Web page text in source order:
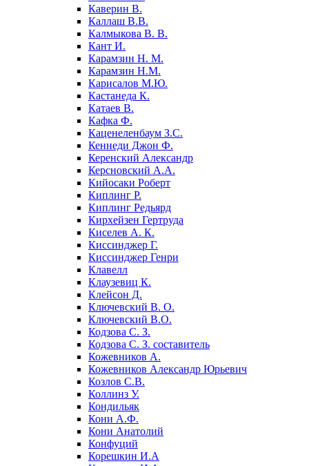
Каверин В.
Каллаш В.В.
Калмыкова В. В.
Кант И.
Карамзин Н. М.
Карамзин Н.М.
Карисалов М.Ю.
Кастанеда К.
Катаев В.
Кафка Ф.
Каценеленбаум З.С.
Кеннеди Джон Ф.
Керенский Александр
Керсновский А.А.
Кийосаки Роберт
Киплинг Р.
Киплинг Редьярд
Кирхейзен Гертруда
Киселев А. К.
Киссинджер Г.
Киссинджер Генри
Клавелл
Клаузевиц К.
Клейсон Д.
Ключевский В. О.
Ключевский В.О.
Кодзова С. З.
Кодзова С. З. составитель
Кожевников А.
Кожевников Александр Юрьевич
Козлов С.В.
Коллинз У.
Кондильяк
Кони А.Ф.
Кони Анатолий
Конфуций
Корешкин И.А